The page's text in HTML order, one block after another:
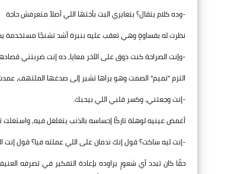
-وده كلام يتقال؟ بتعايري البت بأختها اللي أصلاً متعرفش حاجة
نظرت له بقساوةٍ وهي تعقب عليه بنبرة أشد تشنجًا مستخدمة
-وإنت الصراحة كنت ذوق على الآخر معايا، ده إنت ضربتني
التزم "تميم" الصمت وهو يراها تشير إلى صدغها الملتهف،
-إنت وجعتني، وكسر قلبي اللي بيحبك.
أغمض عينيه لوهلة تاركًا إحساسه بالذنب يتغلغل فيه،
-إنت ليه ساكت؟ قول إنك ندمان على اللي عملته فيا؟ قول
حقًا كان تبدد أي شعورٍ يراوده بإعادة التفكير في تصرفه